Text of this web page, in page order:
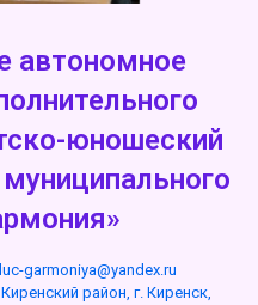
автономное
юношеский
garmoniya@yandex.ru
район, г. Киренск,